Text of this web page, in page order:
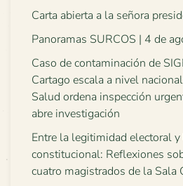
Carta abierta a la señora
Panoramas SURCOS | 4 de
Caso de contaminación de
Cartago escala a nivel
Salud ordena inspección
abre investigación
Entre la legitimidad electoral
constitucional: Reflexiones
cuatro magistrados de la Sala